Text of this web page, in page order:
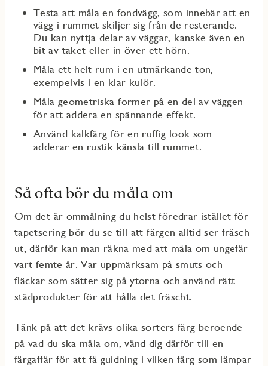
Testa att målaen fondvägg, som innebär att en
vägg i rummet skiljer sig från de resterande.
Du kan nyttja delar av väggar, kanske även en
bit av taket eller in över ett hörn.
Måla ett helt rum i en utmärkandeton,
exempelvis i en klar kulör.
Måla geometriska former på en del av väggen
för att addera en spännande effekt.
Använd kalkfärg för en ruffig look som
adderar en rustik känslatill rummet.
Så ofta bör du måla om
Om det är ommålning du helst föredrar istället för
tapetsering bör du se till att färgen alltid ser fräsch
ut, därför kan man räkna med att måla om ungefär
vart femte år. Var uppmärksam på smuts och
fläckar som sätter sig på ytorna och använd rätt
städprodukter för att hålla det fräscht.
Tänk på att det krävs olika sorters färg beroende
på vad du ska måla om, vänd dig därför till en
färgaffär för att få guidning i vilken färg som lämpar